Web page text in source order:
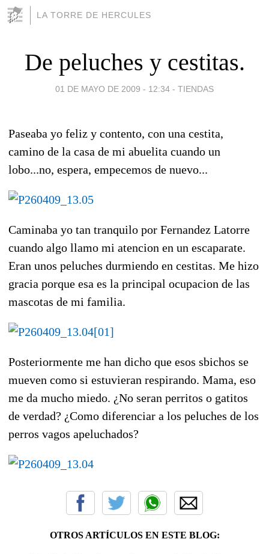
LA TORRE DE HERCULES
De peluches y cestitas.
01 DE MAYO DE 2009 - 12:34 - TIENDAS
Paseaba yo feliz y contento, con una cestita,
camino de la casa de mi abuelita cuando un
lobo...no, espera, empecemos de nuevo...
Caminaba yo tan tranquilo por Fernandez Latorre
cuando algo llamo mi atencion en un escaparate.
Eran unos peluches durmiendo en cestitas. Me hizo
gracia porque esa es la principal ocupacion de las
mascotas de mi familia.
Posteriormente me han dicho que esos sbichos se
mueven como si estuvieran respirando. Mama, eso
me da mucho miedo. ¿No seran perritos o gatitos
de verdad? ¿Como diferenciar a los peluches de los
perros vagos apeluchados?
OTROS ARTÍCULOS EN ESTE BLOG: